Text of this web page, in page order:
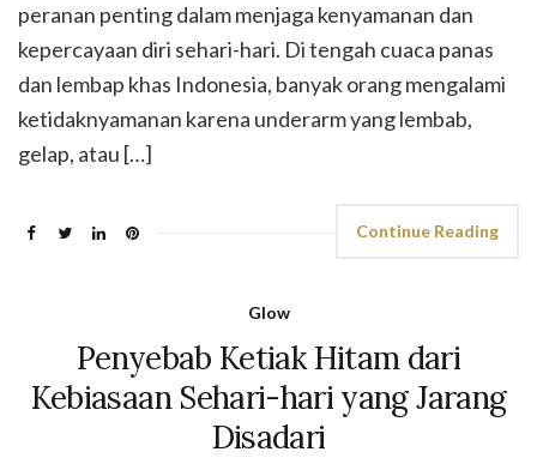
peranan penting dalam menjaga kenyamanan dan
kepercayaan diri sehari-hari. Di tengah cuaca panas
dan lembap khas Indonesia, banyak orang mengalami
ketidaknyamanan karena underarm yang lembab,
gelap, atau […]
Continue Reading
Glow
Penyebab Ketiak Hitam dari
Kebiasaan Sehari-hari yang Jarang
Disadari